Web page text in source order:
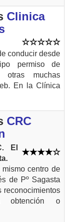
Clinica
conducir desde
permiso de
otras muchas
En la Clínica
CRC
El
centro de
de Pº Sagasta
reconocimientos
obtención o